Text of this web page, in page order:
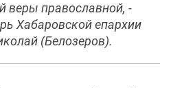
веры православной, -
Хабаровской епархии
(Белозеров).